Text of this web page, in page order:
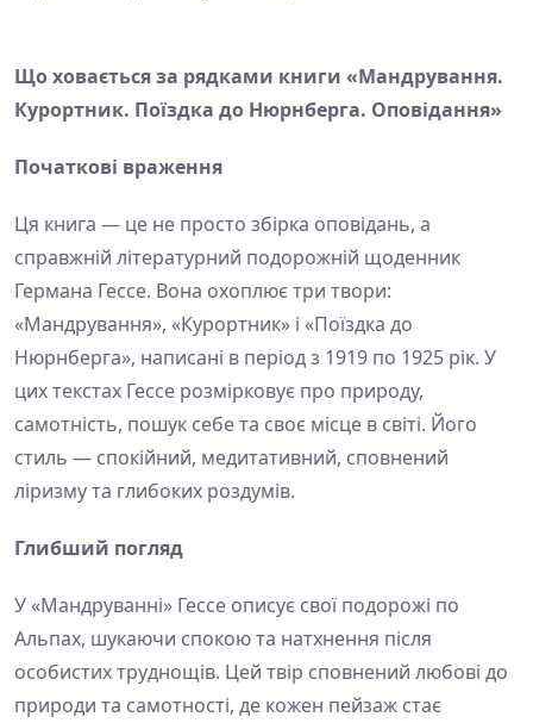
Що ховається за рядками книги «Мандрування.
Курортник. Поїздка до Нюрнберга. Оповідання»
Початкові враження
Ця книга — це не просто збірка оповідань, а
справжній літературний подорожній щоденник
Германа Гессе. Вона охоплює три твори:
«Мандрування», «Курортник» і «Поїздка до
Нюрнберга», написані в період з 1919 по 1925 рік. У
цих текстах Гессе розмірковує про природу,
самотність, пошук себе та своє місце в світі. Його
стиль — спокійний, медитативний, сповнений
ліризму та глибоких роздумів.
Глибший погляд
У «Мандруванні» Гессе описує свої подорожі по
Альпах, шукаючи спокою та натхнення після
особистих труднощів. Цей твір сповнений любові до
природи та самотності, де кожен пейзаж стає